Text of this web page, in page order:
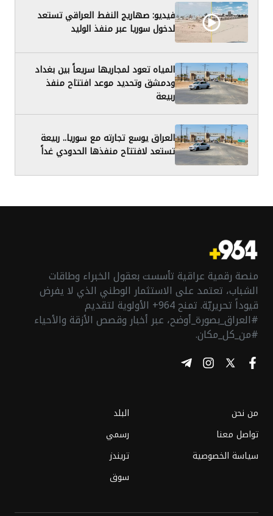
فيديو: صهاريج النفط العراقي تستعد
لدخول سوريا عبر منفذ الوليد
المياه تعود لمجاريها سريعاً بين بغداد
ودمشق وتحديد موعد افتتاح منفذ
ربيعة
العراق يوسع تجارته مع سوريا.. ربيعة
تستعد لافتتاح منفذها الحدودي غداً
منصة رقمية عراقية تأسست بعقول الخبراء وطاقات
الشباب، تعتمد على الاستثمار الوطني الذي لا يفرض
قيوداً تحريريّة. تمنح 964+ الأولوية لتقديم
#العراق_بصورة_أوضح، عبر أخبار وقصص الأزقة والأحياء
#من_كل_مكان.
من نحن
تواصل معنا
سياسة الخصوصية
البلد
رسمي
تريندز
سوق